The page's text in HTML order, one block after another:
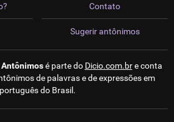
Contato
Sugerir antônimos
é parte do Dicio.com.bre conta
de palavras e de expressões em
português do Brasil.